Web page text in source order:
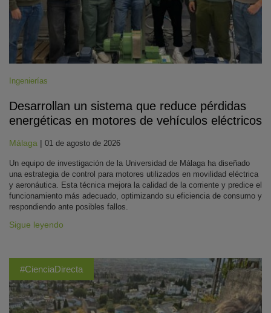
Ingenierías
Desarrollan un sistema que reduce pérdidas
energéticas en motores de vehículos eléctricos
Málaga | 01 de agosto de 2026
Un equipo de investigación de la Universidad de Málaga ha diseñado
una estrategia de control para motores utilizados en movilidad eléctrica
y aeronáutica. Esta técnica mejora la calidad de la corriente y predice el
funcionamiento más adecuado, optimizando su eficiencia de consumo y
respondiendo ante posibles fallos.
Sigue leyendo
#CienciaDirecta